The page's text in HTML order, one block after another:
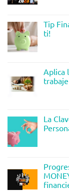
Tip
ti!
Aplica
La